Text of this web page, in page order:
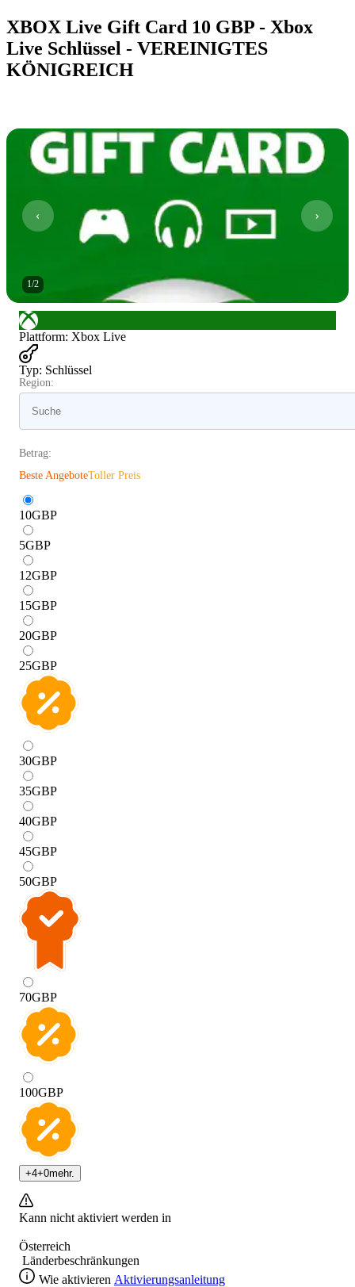
XBOX Live Gift Card 10 GBP - Xbox
Live Schlüssel - VEREINIGTES
KÖNIGREICH
1/2
Plattform: Xbox Live
Typ: Schlüssel
Region:
Betrag:
Beste AngeboteToller Preis
10GBP
5GBP
12GBP
15GBP
20GBP
25GBP
30GBP
35GBP
40GBP
45GBP
50GBP
70GBP
100GBP
+4+0mehr.
Kann nicht aktiviert werden in
Österreich
Länderbeschränkungen
Wie aktivieren Aktivierungsanleitung